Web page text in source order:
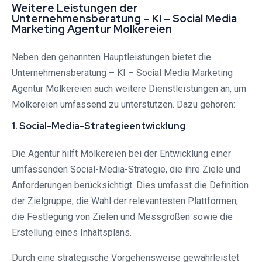
Weitere Leistungen der
Unternehmensberatung – KI – Social Media
Marketing Agentur Molkereien
Neben den genannten Hauptleistungen bietet die
Unternehmensberatung – KI – Social Media Marketing
Agentur Molkereien auch weitere Dienstleistungen an, um
Molkereien umfassend zu unterstützen. Dazu gehören:
1. Social-Media-Strategieentwicklung
Die Agentur hilft Molkereien bei der Entwicklung einer
umfassenden Social-Media-Strategie, die ihre Ziele und
Anforderungen berücksichtigt. Dies umfasst die Definition
der Zielgruppe, die Wahl der relevantesten Plattformen,
die Festlegung von Zielen und Messgrößen sowie die
Erstellung eines Inhaltsplans.
Durch eine strategische Vorgehensweise gewährleistet